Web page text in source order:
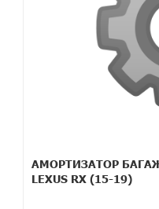
АМОРТИЗАТОР
LEXUS RX (15-19)